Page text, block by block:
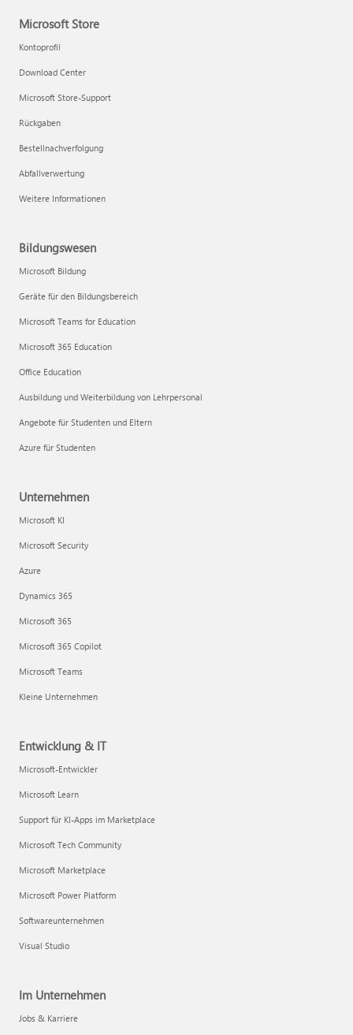
Microsoft Store
Kontoprofil
Download Center
Microsoft Store-Support
Rückgaben
Bestellnachverfolgung
Abfallverwertung
Weitere Informationen
Bildungswesen
Microsoft Bildung
Geräte für den Bildungsbereich
Microsoft Teams for Education
Microsoft 365 Education
Office Education
Ausbildung und Weiterbildung von Lehrpersonal
Angebote für Studenten und Eltern
Azure für Studenten
Unternehmen
Microsoft KI
Microsoft Security
Azure
Dynamics 365
Microsoft 365
Microsoft 365 Copilot
Microsoft Teams
Kleine Unternehmen
Entwicklung & IT
Microsoft-Entwickler
Microsoft Learn
Support für KI-Apps im Marketplace
Microsoft Tech Community
Microsoft Marketplace
Microsoft Power Platform
Softwareunternehmen
Visual Studio
Im Unternehmen
Jobs & Karriere